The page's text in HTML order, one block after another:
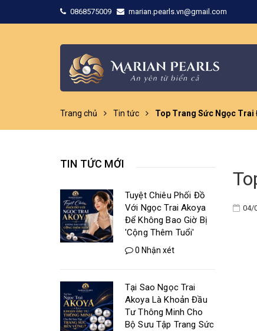
0868575009 marian.pearls.vn@gmail.com
Trang chủ Tin tức Top Trang Sức Ngọc Trai
04/
TIN TỨC MỚI
Tuyệt Chiêu Phối Đồ
Với Ngọc Trai Akoya
Để Không Bao Giờ Bị
'Cộng Thêm Tuổi'
0 Nhận xét
Tại Sao Ngọc Trai
Akoya Là Khoản Đầu
Tư Thông Minh Cho
Bộ Sưu Tập Trang Sức